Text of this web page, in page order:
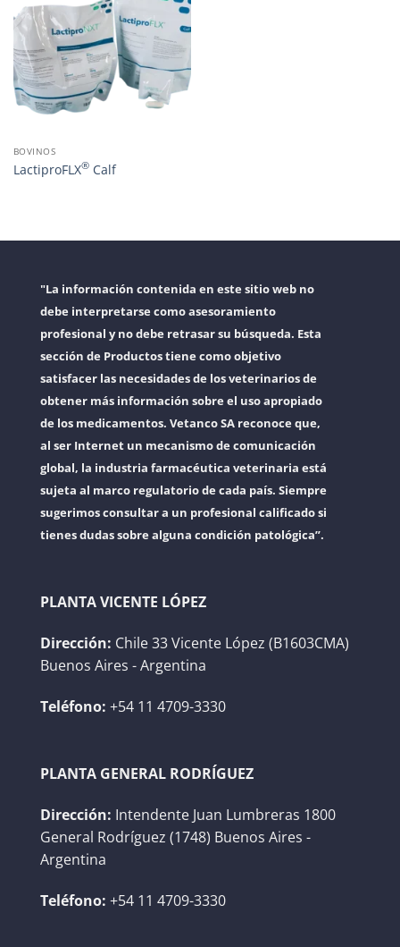
BOVINOS
LactiproFLX®Calf
"La información contenida en este sitio web no
debe interpretarse como asesoramiento
profesional y no debe retrasar su búsqueda. Esta
sección de Productos tiene como objetivo
satisfacer las necesidades de los veterinarios de
obtener más información sobre el uso apropiado
de los medicamentos. Vetanco SA reconoce que,
al ser Internet un mecanismo de comunicación
global, la industria farmacéutica veterinaria está
sujeta al marco regulatorio de cada país. Siempre
sugerimos consultar a un profesional calificado si
tienes dudas sobre alguna condición patológica”.
PLANTA VICENTE LÓPEZ
Dirección: Chile 33 Vicente López (B1603CMA)
Buenos Aires - Argentina
Teléfono: +54 11 4709-3330
PLANTA GENERAL RODRÍGUEZ
Dirección: Intendente Juan Lumbreras 1800
General Rodríguez (1748) Buenos Aires -
Argentina
Teléfono: +54 11 4709-3330